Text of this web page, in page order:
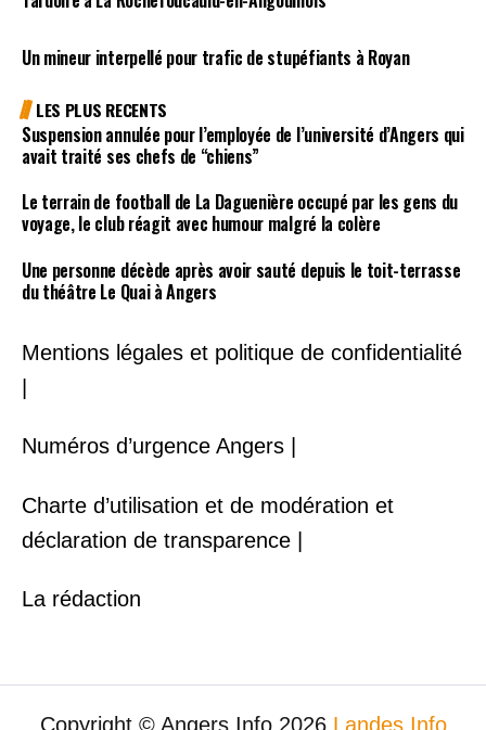
Un mineur interpellé pour trafic de stupéfiants à Royan
LES PLUS RECENTS
Suspension annulée pour l’employée de l’université d’Angers qui
avait traité ses chefs de “chiens”
Le terrain de football de La Daguenière occupé par les gens du
voyage, le club réagit avec humour malgré la colère
Une personne décède après avoir sauté depuis le toit-terrasse
du théâtre Le Quai à Angers
Mentions légales et politique de confidentialité
Numéros d’urgence Angers |
Charte d’utilisation et de modération et
déclaration de transparence |
La rédaction
Copyright © Angers Info 2026 Landes Info